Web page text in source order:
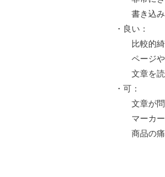
書き込み
・良い：
比較的綺
ページや
文章を読
・可：
文章が問
マーカー
商品の痛